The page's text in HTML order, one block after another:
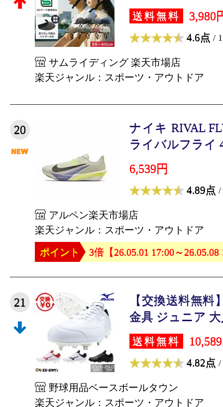
送料無料 3,980
4.6点 /
サムライディング 楽天市場店
楽天ジャンル：スポーツ・アウトドア
20
ナイキ RIVAL
ライバルフライ
6,539円
4.89点 /
アルペン楽天市場店
楽天ジャンル：スポーツ・アウトドア
ポイント
3倍【26.05.01 17:00～26.05.08
21
【交換送料無
金具 ジュニア 大
送料無料
4.82点 /
野球用品ベースボールタウン
楽天ジャンル：スポーツ・アウトドア